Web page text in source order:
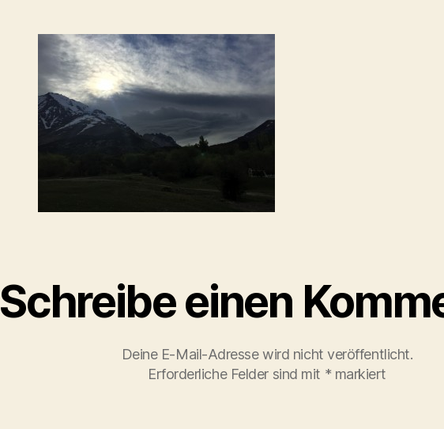
Schreibe einen
Deine E-Mail-Adresse wird nicht veröffentlicht.
Erforderliche Felder sind mit * markiert